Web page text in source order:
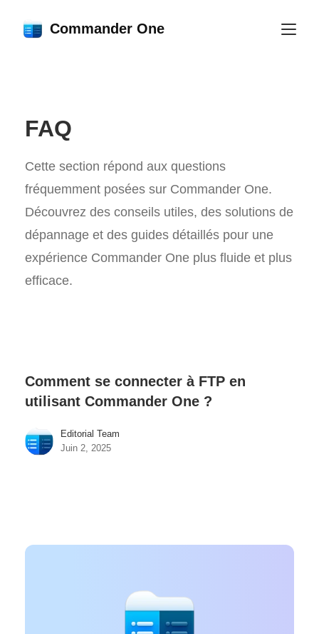
Commander One
FAQ
Cette section répond aux questions
fréquemment posées sur Commander One.
Découvrez des conseils utiles, des solutions de
dépannage et des guides détaillés pour une
expérience Commander One plus fluide et plus
efficace.
Comment se connecter à FTP en
utilisant Commander One ?
Editorial Team
Juin 2, 2025